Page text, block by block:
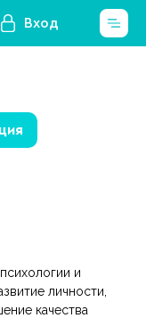
Вход
и
личности,
качества